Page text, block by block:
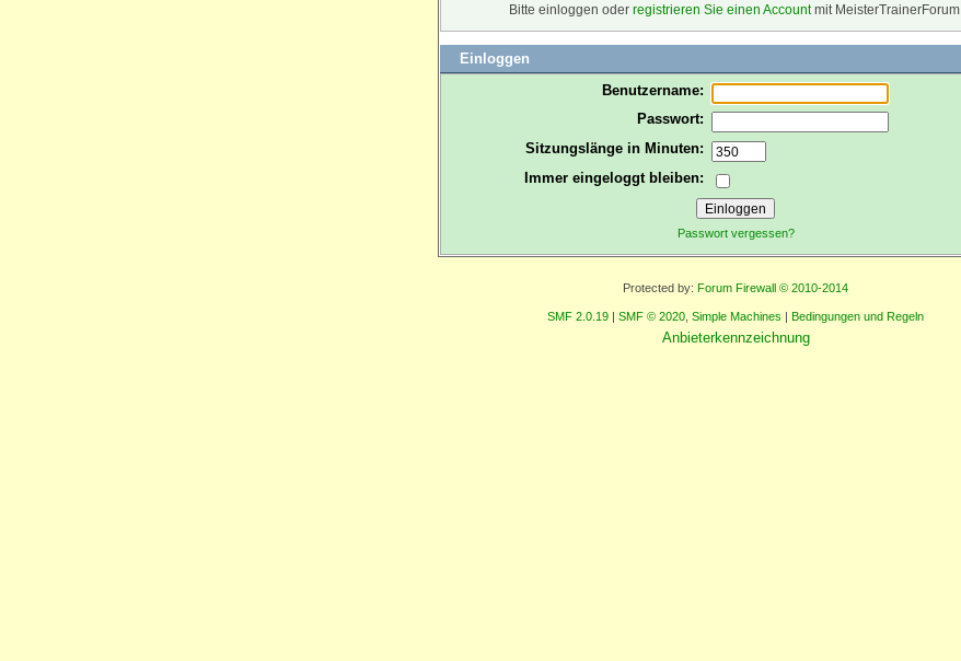
Bitte einloggen oder registrieren Sie einen Accountmit MeisterTrainerForum.
Einloggen
Benutzername:
Passwort:
Sitzungslänge in Minuten:
Immer eingeloggt bleiben:
Passwort vergessen?
Protected by: Forum Firewall © 2010-2014
SMF 2.0.19 | SMF © 2020 Simple Machines | Bedingungen und Regeln
Anbieterkennzeichnung